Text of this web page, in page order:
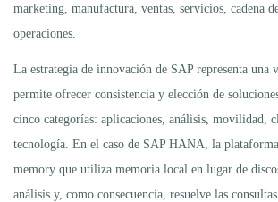
marketing, manufactura, ventas, servicios, cadena
operaciones.
La estrategia de innovación de SAP representa una
permite ofrecer consistencia y elección de
cinco categorías: aplicaciones, análisis, movilidad,
tecnología. En el caso de SAP HANA, la
memory que utiliza memoria local en lugar de
análisis y, como consecuencia, resuelve las